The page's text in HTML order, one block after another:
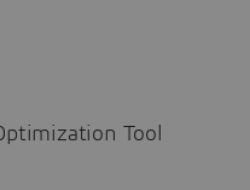
Tool